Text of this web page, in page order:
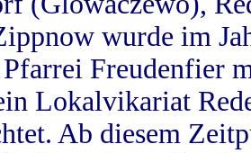
wurde im
Pfarrei Freudenfier
Lokalvikariat
Ab diesem